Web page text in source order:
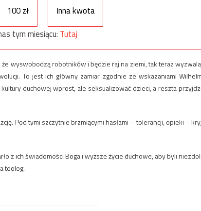
100 zł
Inna kwota
tym miesiącu: Tutaj
wyswobodzą robotników i będzie raj na ziemi, tak teraz
To jest ich główny zamiar zgodnie ze wskazaniami
duchowej wprost, ale seksualizować dzieci, a reszta
Pod tymi szczytnie brzmiącymi hasłami – tolerancji, opieki –
z ich świadomości Boga i wyższe życie duchowe, aby byli
teolog.